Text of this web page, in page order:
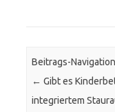
Beitrags-Navigation
← Gibt es
integriertem